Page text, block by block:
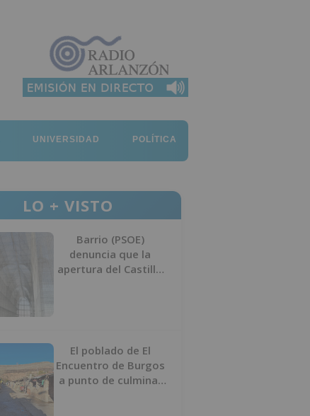
UNIVERSIDAD POLÍTICA
LO + VISTO
Barrio (PSOE)
denuncia que la
apertura del Castillo
El poblado de El
Encuentro de Burgos
a punto de culminar